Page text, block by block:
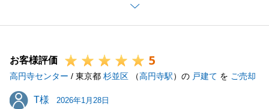
今回のご売却にあたりましては、N様の多大なるご協
力があったからこそ、滞りなくお引渡しまで進むこと
ます。
お住まいのことで何かお困りごとがございましたら、
いつでもお気軽にご相談ください。
お客様評価 5
高円寺センター / 東京都 杉並区 （高円寺駅）の 戸建て を ご売却
T様
T様 2026年1月28日